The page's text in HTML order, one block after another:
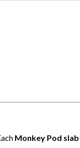
Monkey Pod slab